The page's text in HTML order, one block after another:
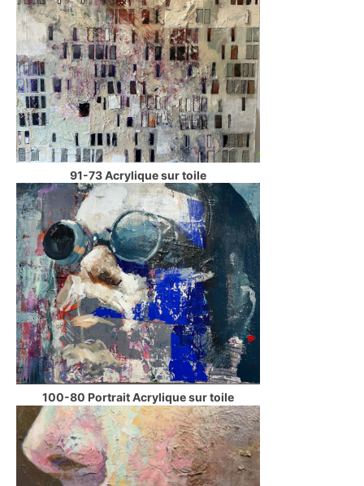
91-73 Acrylique sur toile
100-80 Portrait Acrylique sur toile